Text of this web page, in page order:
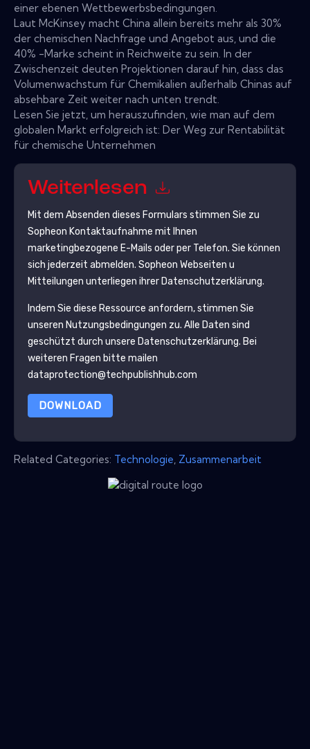
einer ebenen Wettbewerbsbedingungen.
Laut McKinsey macht China allein bereits mehr als 30%
der chemischen Nachfrage und Angebot aus, und die
40% -Marke scheint in Reichweite zu sein. In der
Zwischenzeit deuten Projektionen darauf hin, dass das
Volumenwachstum für Chemikalien außerhalb Chinas auf
absehbare Zeit weiter nach unten trendt.
Lesen Sie jetzt, um herauszufinden, wie man auf dem
globalen Markt erfolgreich ist: Der Weg zur Rentabilität
für chemische Unternehmen
Weiterlesen
Mit dem Absenden dieses Formulars stimmen Sie zu
Sopheon Kontaktaufnahme mit Ihnen
marketingbezogene E-Mails oder per Telefon. Sie können
sich jederzeit abmelden. Sopheon Webseiten u
Mitteilungen unterliegen ihrer Datenschutzerklärung.
Indem Sie diese Ressource anfordern, stimmen Sie
unseren Nutzungsbedingungen zu. Alle Daten sind
geschützt durch unsere Datenschutzerklärung. Bei
weiteren Fragen bitte mailen
dataprotection@techpublishhub.com
DOWNLOAD
Related Categories: Technologie Zusammenarbeit